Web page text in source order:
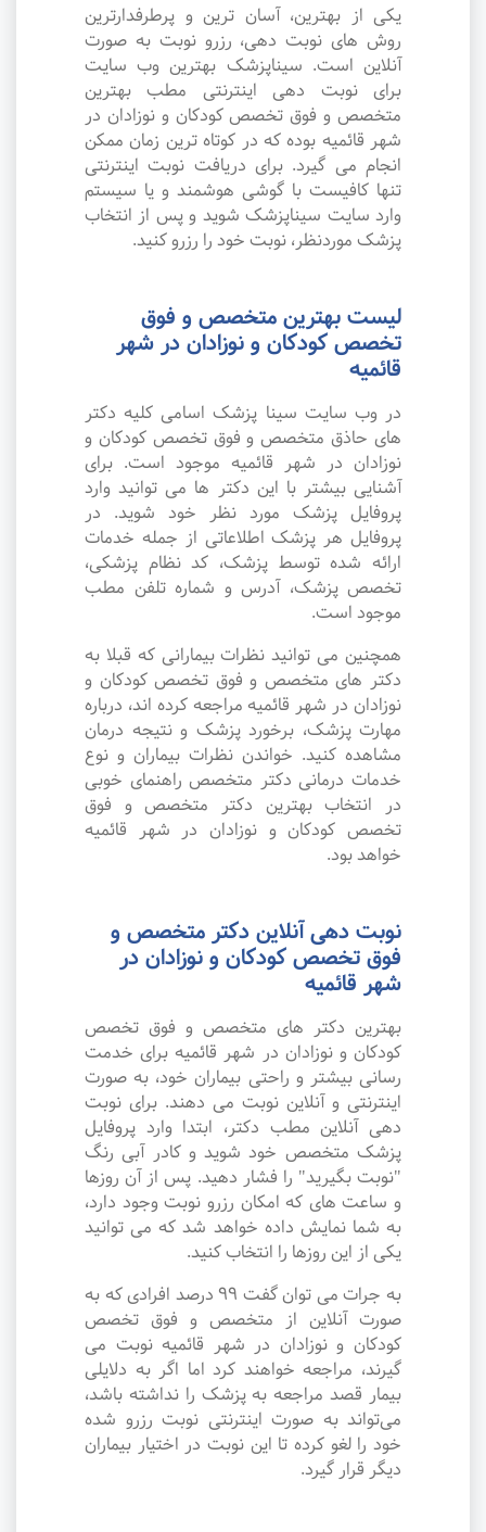
یکی از بهترین، آسان ترین و پرطرفدارترین
روش های نوبت دهی، رزرو نوبت به صورت
آنلاین است. سیناپزشک بهترین وب سایت
برای نوبت دهی اینترنتی مطب بهترین
متخصص و فوق تخصص کودکان و نوزادان در
شهر قائمیه بوده که در کوتاه ترین زمان ممکن
انجام می گیرد. برای دریافت نوبت اینترنتی
تنها کافیست با گوشی هوشمند و یا سیستم
وارد سایت سیناپزشک شوید و پس از انتخاب
پزشک موردنظر، نوبت خود را رزرو کنید.
لیست بهترین متخصص و فوق
تخصص کودکان و نوزادان در شهر
قائمیه
در وب سایت سینا پزشک اسامی کلیه دکتر
های حاذق متخصص و فوق تخصص کودکان و
نوزادان در شهر قائمیه موجود است. برای
آشنایی بیشتر با این دکتر ها می توانید وارد
پروفایل پزشک مورد نظر خود شوید. در
پروفایل هر پزشک اطلاعاتی از جمله خدمات
ارائه شده توسط پزشک، کد نظام پزشکی،
تخصص پزشک، آدرس و شماره تلفن مطب
موجود است.
همچنین می توانید نظرات بیمارانی که قبلا به
دکتر های متخصص و فوق تخصص کودکان و
نوزادان در شهر قائمیه مراجعه کرده اند، درباره
مهارت پزشک، برخورد پزشک و نتیجه درمان
مشاهده کنید. خواندن نظرات بیماران و نوع
خدمات درمانی دکتر متخصص راهنمای خوبی
در انتخاب بهترین دکتر متخصص و فوق
تخصص کودکان و نوزادان در شهر قائمیه
خواهد بود.
نوبت دهی آنلاین دکتر متخصص و
فوق تخصص کودکان و نوزادان در
شهر قائمیه
بهترین دکتر های متخصص و فوق تخصص
کودکان و نوزادان در شهر قائمیه برای خدمت
رسانی بیشتر و راحتی بیماران خود، به صورت
اینترنتی و آنلاین نوبت می دهند. برای نوبت
دهی آنلاین مطب دکتر، ابتدا وارد پروفایل
پزشک متخصص خود شوید و کادر آبی رنگ
"نوبت بگیرید" را فشار دهید. پس از آن روزها
و ساعت های که امکان رزرو نوبت وجود دارد،
به شما نمایش داده خواهد شد که می توانید
یکی از این روزها را انتخاب کنید.
به جرات می‌ توان گفت ۹۹ درصد افرادی که به
صورت آنلاین از متخصص و فوق تخصص
کودکان و نوزادان در شهر قائمیه نوبت می
گیرند، مراجعه خواهند کرد اما اگر به دلایلی
بیمار قصد مراجعه به پزشک را نداشته باشد،
می‌تواند به صورت اینترنتی نوبت رزرو شده
خود را لغو کرده تا این نوبت در اختیار بیماران
دیگر قرار گیرد.